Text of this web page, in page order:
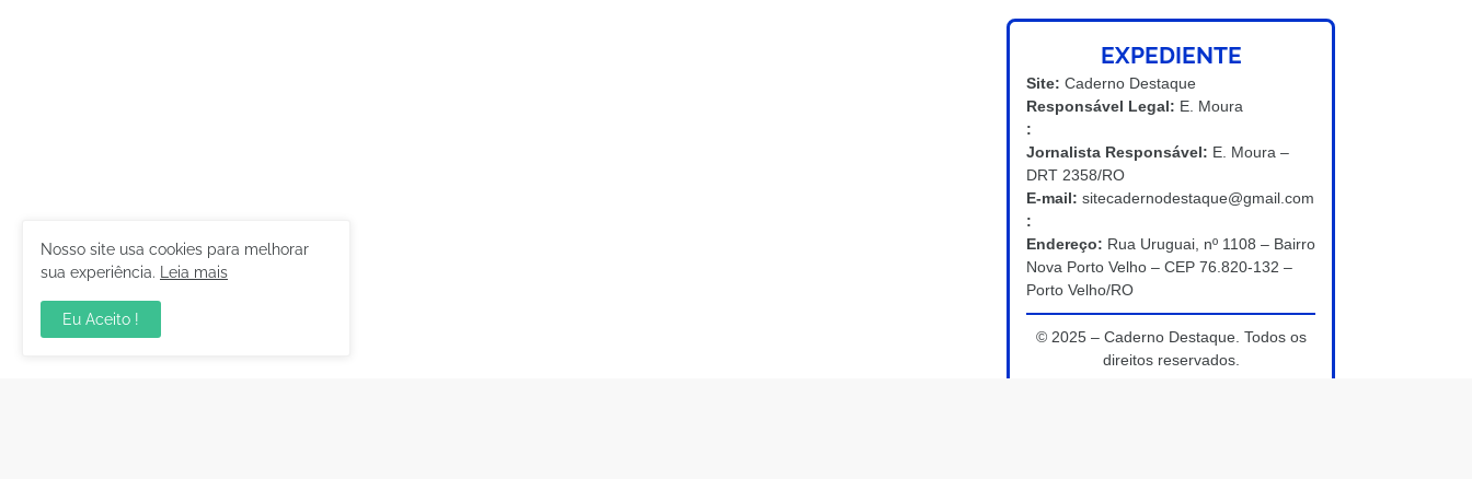
EXPEDIENTE
Site: Caderno Destaque
Responsável Legal: E. Moura
:
Jornalista Responsável: E. Moura –
DRT 2358/RO
E-mail: sitecadernodestaque@gmail.com
:
Endereço: Rua Uruguai, nº 1108 – Bairro
Nova Porto Velho – CEP 76.820-132 –
Porto Velho/RO
© 2025 – Caderno Destaque. Todos os
direitos reservados.
Nosso site usa cookies para melhorar
sua experiência.
Leia mais
Eu Aceito !